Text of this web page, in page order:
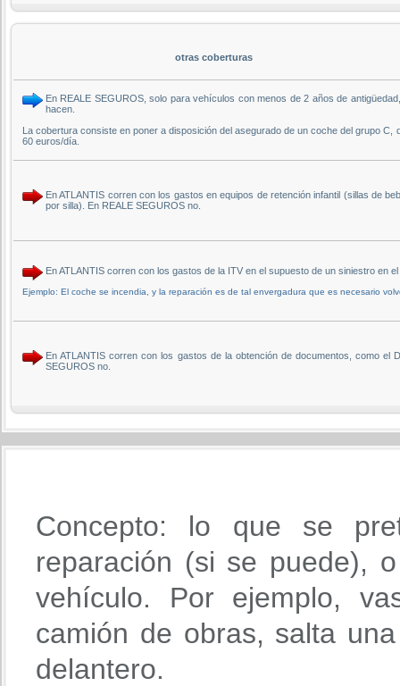
otras coberturas
En REALE SEGUROS, solo para vehículos con menos de 2 años de
hacen.
La cobertura consiste en poner a disposición del asegurado de un coche del grupo
60 euros/día.
En ATLANTIS corren con los gastos en equipos de retención infantil (sillas de
por silla). En REALE SEGUROS no.
En ATLANTIS corren con los gastos de la ITV en el supuesto de un siniestro en
Ejemplo: El coche se incendia, y la reparación es de tal envergadura que es necesario
En ATLANTIS corren con los gastos de la obtención de documentos, como
SEGUROS no.
Concepto: lo que se
reparación (si se puede),
vehículo. Por ejemplo,
camión de obras, salta
delantero.